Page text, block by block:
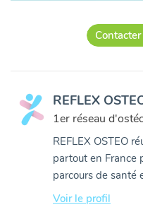
Contacter
REFLEX
1er réseau
REFLEX OSTEO
partout en France
parcours de santé
Voir le profil